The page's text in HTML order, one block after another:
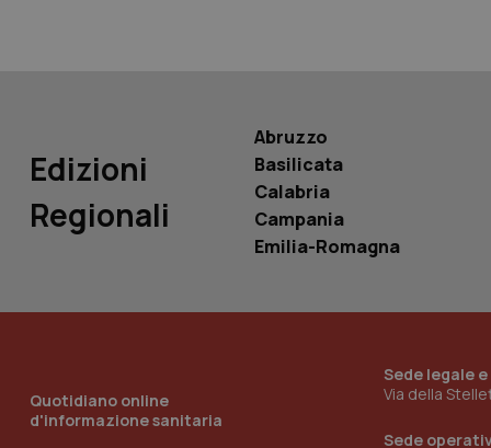
Edizioni
Regionali
Abruzzo
Basilicata
Calabria
Campania
Emilia-Romagna
Quotidiano online
d'informazione sanitaria
Sede legale
Via della
Sede
_ga_KM60CM4NPH
_ga_0VMQEQKQ1N